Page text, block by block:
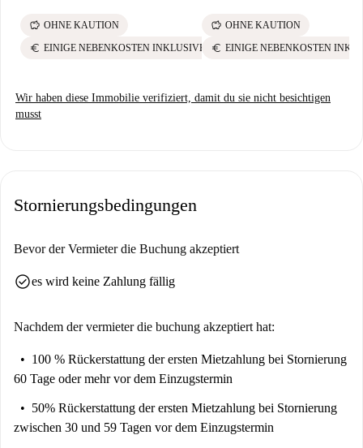
savings OHNE KAUTION
euro EINIGE NEBENKOSTEN INKLUSIVE
savings OHNE KAUTION
euro EINIGE NEBENKOSTEN
Wir haben diese Immobilie verifiziert, damit du sie nicht besichtigen
musst
Stornierungsbedingungen
Bevor der Vermieter die Buchung akzeptiert
check_circlees wird keine Zahlung fällig
Nachdem der vermieter die buchung akzeptiert hat:
100 % Rückerstattung der ersten Mietzahlung bei Stornierung
60 Tage oder mehr vor dem Einzugstermin
50% Rückerstattung der ersten Mietzahlung bei Stornierung
zwischen 30 und 59 Tagen vor dem Einzugstermin